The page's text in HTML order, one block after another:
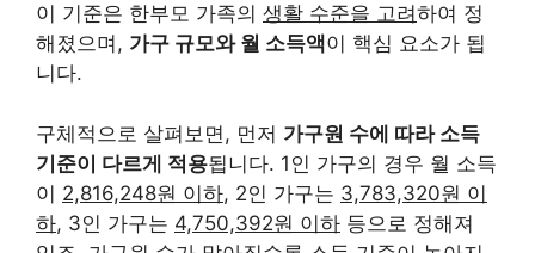
이 기준은 한부모 가족의 생활 수준을 고려하여 정
해졌으며, 가구 규모와 월 소득액이 핵심 요소가 됩
니다.
구체적으로 살펴보면, 먼저 가구원 수에 따라 소득
기준이 다르게 적용됩니다. 1인 가구의 경우 월 소득
이 2,816,248원 이하, 2인 가구는 3,783,320원 이
하, 3인 가구는 4,750,392원 이하 등으로 정해져